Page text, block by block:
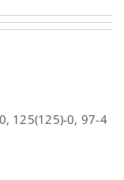
125(125)-0, 97-4